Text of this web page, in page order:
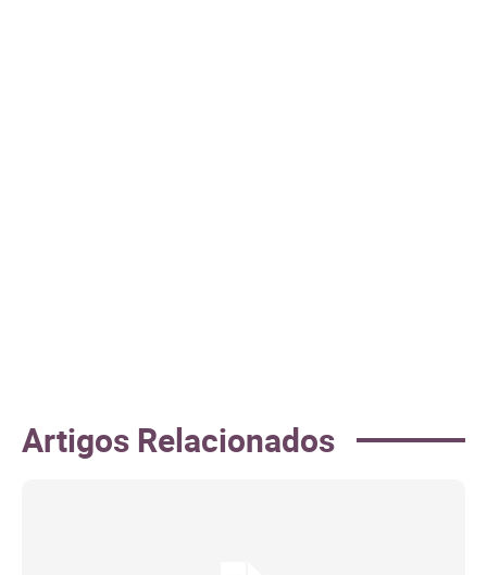
Artigos Relacionados